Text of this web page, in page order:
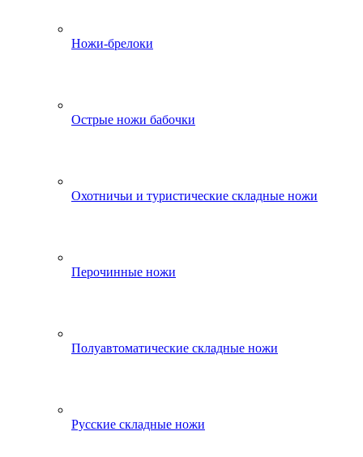
Ножи-брелоки
Острые ножи бабочки
Охотничьи и туристические складные ножи
Перочинные ножи
Полуавтоматические складные ножи
Русские складные ножи